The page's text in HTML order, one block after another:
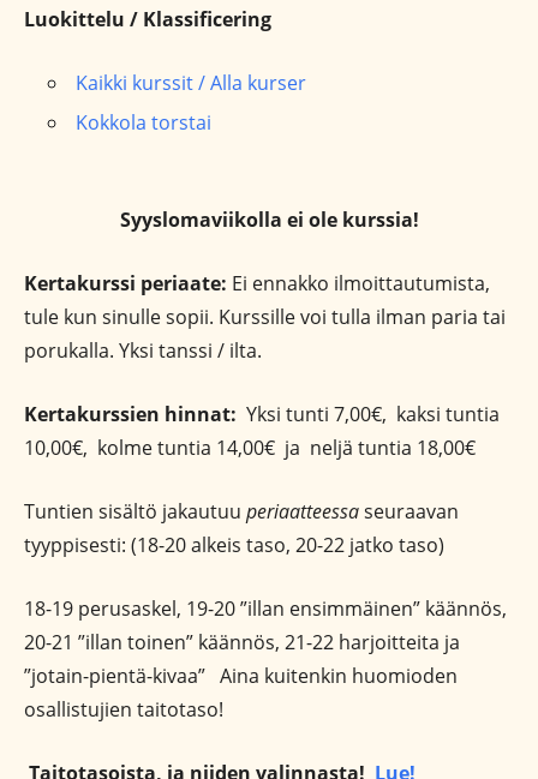
Luokittelu / Klassificering
Kaikki kurssit / Alla kurser
Kokkola torstai
Syyslomaviikolla ei ole kurssia!
Kertakurssi periaate: Ei ennakko ilmoittautumista,
tule kun sinulle sopii. Kurssille voi tulla ilman paria tai
porukalla. Yksi tanssi / ilta.
Kertakurssien hinnat: Yksi tunti 7,00€, kaksi tuntia
10,00€, kolme tuntia 14,00€ ja neljä tuntia 18,00€
Tuntien sisältö jakautuu periaatteessaseuraavan
tyyppisesti: (18-20 alkeis taso, 20-22 jatko taso)
18-19 perusaskel, 19-20 ”illan ensimmäinen” käännös,
20-21 ”illan toinen” käännös, 21-22 harjoitteita ja
”jotain-pientä-kivaa” Aina kuitenkin huomioden
osallistujien taitotaso!
Taitotasoista, ja niiden valinnasta! Lue!